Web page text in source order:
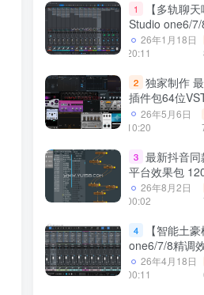
1
【多轨聊
Studio one6/
多种效果模式
播预设模板
26年1月18日
20:11
2 独家制作
插件包64位
一键安装550
v3.0 WiN 支持
26年5月6日
10:20
3 最新抖音
平台效果包
包+软件自带
+600个插件 带
26年8月2日
00:02
4
【智能土
one6/7/8精调
果模式可选 声
带插件全套文
26年4月18日
00:11